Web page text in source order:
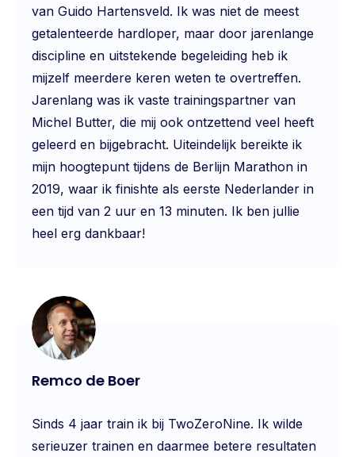
van Guido Hartensveld. Ik was niet de meest
getalenteerde hardloper, maar door jarenlange
discipline en uitstekende begeleiding heb ik
mijzelf meerdere keren weten te overtreffen.
Jarenlang was ik vaste trainingspartner van
Michel Butter, die mij ook ontzettend veel heeft
geleerd en bijgebracht. Uiteindelijk bereikte ik
mijn hoogtepunt tijdens de Berlijn Marathon in
2019, waar ik finishte als eerste Nederlander in
een tijd van 2 uur en 13 minuten. Ik ben jullie
heel erg dankbaar!
Remco de Boer
Sinds 4 jaar train ik bij TwoZeroNine. Ik wilde
serieuzer trainen en daarmee betere resultaten